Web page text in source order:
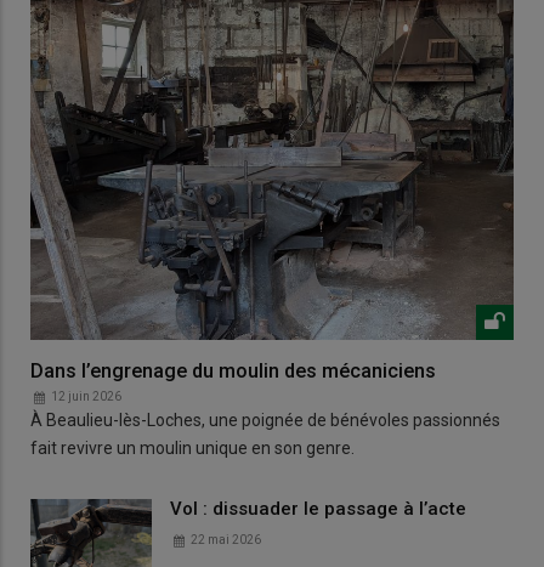
Dans l’engrenage du moulin des mécaniciens
12 juin 2026
À Beaulieu-lès-Loches, une poignée de bénévoles passionnés
fait revivre un moulin unique en son genre.
Vol : dissuader le passage à l’acte
22 mai 2026